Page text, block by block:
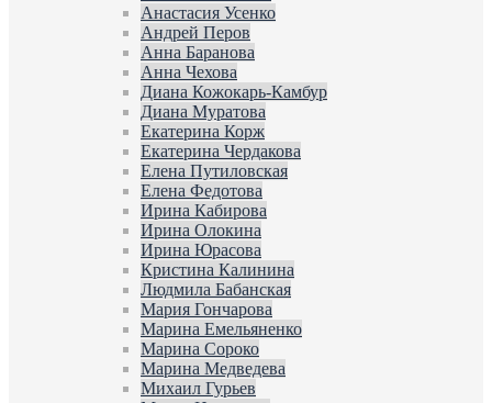
Анастасия Усенко
Андрей Перов
Анна Баранова
Анна Чехова
Диана Кожокарь-Камбур
Диана Муратова
Екатерина Корж
Екатерина Чердакова
Елена Путиловская
Елена Федотова
Ирина Кабирова
Ирина Олокина
Ирина Юрасова
Кристина Калинина
Людмила Бабанская
Мария Гончарова
Марина Емельяненко
Марина Сороко
Марина Медведева
Михаил Гурьев